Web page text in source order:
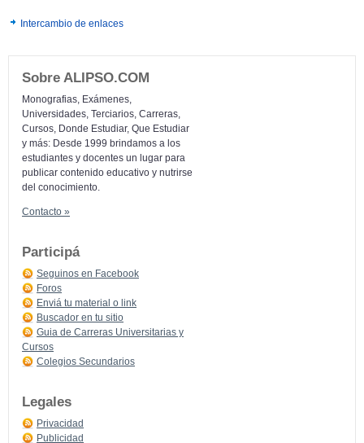
Intercambio de enlaces
Sobre ALIPSO.COM
Monografias, Exámenes,
Universidades, Terciarios, Carreras,
Cursos, Donde Estudiar, Que Estudiar
y más: Desde 1999 brindamos a los
estudiantes y docentes un lugar para
publicar contenido educativo y nutrirse
del conocimiento.
Contacto »
Participá
Seguinos en Facebook
Foros
Enviá tu material o link
Buscador en tu sitio
Guia de Carreras Universitarias y
Cursos
Colegios Secundarios
Legales
Privacidad
Publicidad